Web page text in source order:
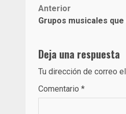
Post
navigation
Anterior
Grupos musicales
Deja una respuesta
Tu dirección de correo
Comentario *